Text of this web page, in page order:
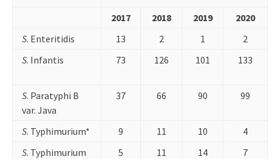
2017 2018 2019
2020
S. Enteritidis 13 2 1
2
S. Infantis 73 126 101 133
S. Paratyphi B
var. Java
37 66 90 99
S. Typhimurium* 9 11 10
4
S. Typhimurium
5 11 14 7